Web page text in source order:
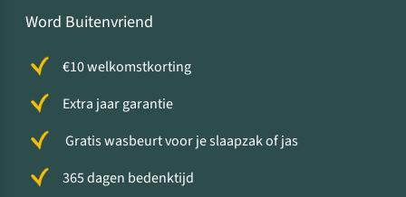
Word Buitenvriend
€10 welkomstkorting
Extra jaar garantie
Gratis wasbeurt voor je slaapzak of jas
365 dagen bedenktijd